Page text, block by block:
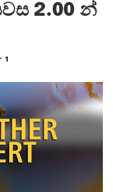
2.00 න්
1